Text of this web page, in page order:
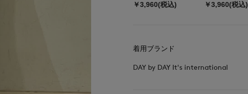
￥3,960(税込) ￥3,960(税込)
着用ブランド
DAY by DAY It's international